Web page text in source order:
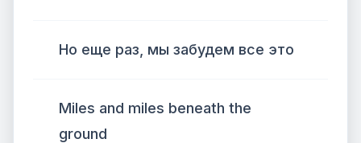
Но еще раз, мы забудем все это
Miles and miles beneath the
ground